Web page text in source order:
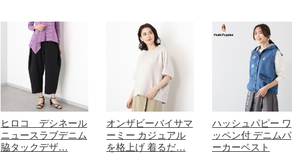
ヒロコ デシネール
ニュースラブデニム
脇タックデザ…
オンザビーバイサマ
ーミー カジュアル
を格上げ 着るだ…
ハッシュパピー ワ
ッペン付 デニムパ
ーカーベスト